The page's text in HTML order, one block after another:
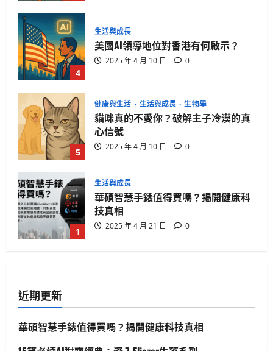
4
生活與成長
美國AI領導地位對香港有何啟示？
2025 年 4 月 10 日 0
5
健康與生活 生活與成長 生物學
貓咪真的不愛你？破解主子冷漠的真
心信號
2025 年 4 月 10 日 0
1
生活與成長
華碩智慧手錶值得買嗎？揭開健康科
技真相
2025 年 4 月 21 日 0
2 2025 年 4 月 21 日 0
人工智慧 生活與成長
資訊科技
軟體實務操作
近期更新
華碩智慧手錶值得買嗎？揭開健康科技真相